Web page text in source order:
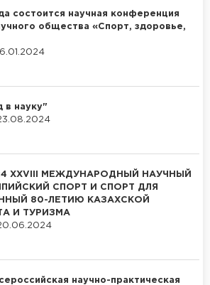
состоится научная конференция
общества «Спорт, здоровье,
в науку"
XXVIII МЕЖДУНАРОДНЫЙ НАУЧНЫЙ
СПОРТ И СПОРТ ДЛЯ
80-ЛЕТИЮ КАЗАХСКОЙ
И ТУРИЗМА
научно-практическая